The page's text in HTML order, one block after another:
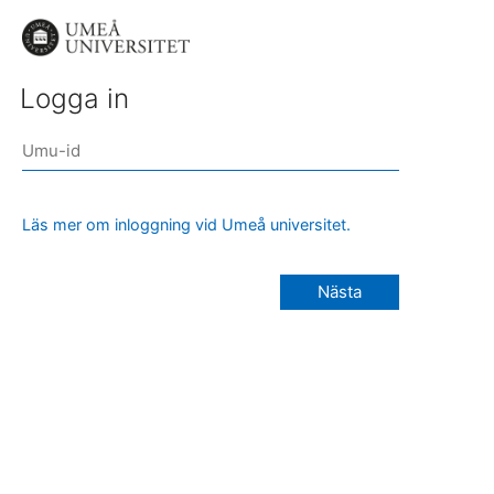
Logga in
Läs mer om inloggning vid Umeå universitet.
Nästa